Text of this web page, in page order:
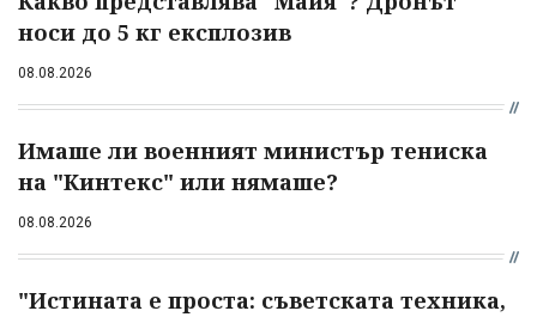
носи до 5 кг експлозив
08.08.2026
Имаше ли военният министър тениска
на "Кинтекс" или нямаше?
08.08.2026
"Истината е проста: съветската техника,